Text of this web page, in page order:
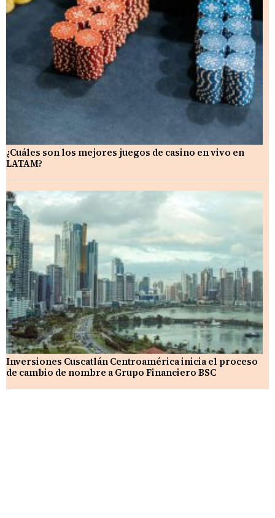
¿Cuáles son los mejores juegos de casino en vivo en
LATAM?
Inversiones Cuscatlán Centroamérica inicia el proceso
de cambio de nombre a Grupo Financiero BSC